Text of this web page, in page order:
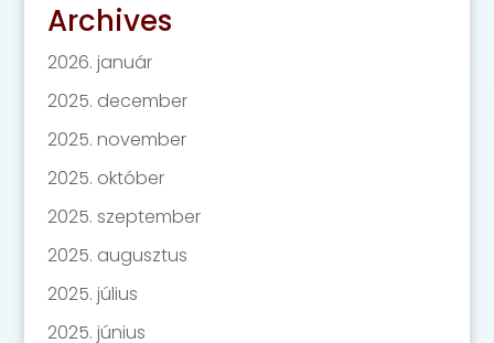
Archives
2026. január
2025. december
2025. november
2025. október
2025. szeptember
2025. augusztus
2025. július
2025. június